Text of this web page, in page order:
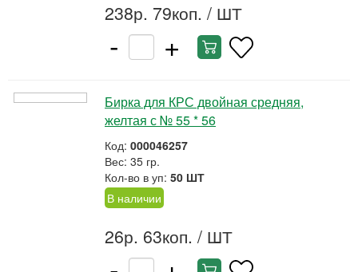
238р. 79коп. / ШТ
- +
Бирка для КРС двойная средняя,
желтая с № 55 * 56
Код: 000046257
Вес: 35 гр.
Кол-во в уп: 50 ШТ
В наличии
26р. 63коп. / ШТ